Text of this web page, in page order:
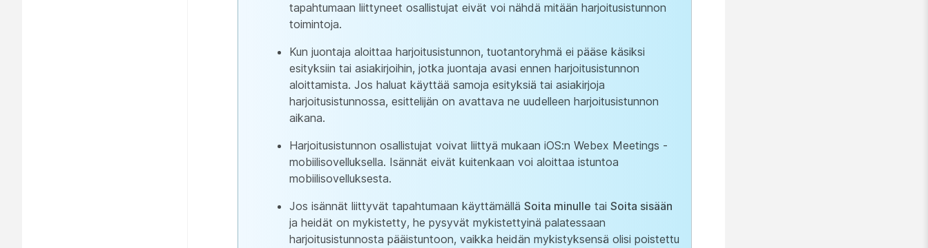
tapahtumaan liittyneet osallistujat eivät voi nähdä mitään harjoitusistunnon
toimintoja.
Kun juontaja aloittaa harjoitusistunnon, tuotantoryhmä ei pääse käsiksi
esityksiin tai asiakirjoihin, jotka juontaja avasi ennen harjoitusistunnon
aloittamista. Jos haluat käyttää samoja esityksiä tai asiakirjoja
harjoitusistunnossa, esittelijän on avattava ne uudelleen harjoitusistunnon
aikana.
Harjoitusistunnon osallistujat voivat liittyä mukaan iOS:n Webex Meetings -
mobiilisovelluksella. Isännät eivät kuitenkaan voi aloittaa istuntoa
mobiilisovelluksesta.
Jos isännät liittyvät tapahtumaan käyttämällä Soita minulle tai Soita sisään
ja heidät on mykistetty, he pysyvät mykistettyinä palatessaan
harjoitusistunnosta pääistuntoon, vaikka heidän mykistyksensä olisi poistettu